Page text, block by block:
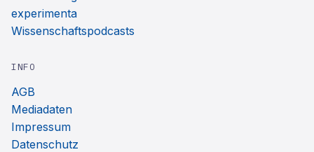
experimenta
Wissenschaftspodcasts
INFO
AGB
Mediadaten
Impressum
Datenschutz